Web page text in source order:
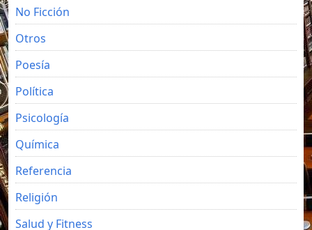
No Ficción
Otros
Poesía
Política
Psicología
Química
Referencia
Religión
Salud y Fitness